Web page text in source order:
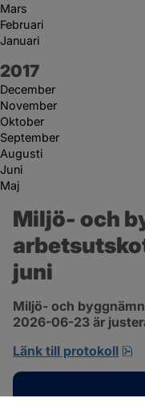
Mars
Februari
Januari
År:
2017
December
November
Oktober
September
Augusti
Juni
Maj
Miljö- och
juni
Miljö- och
2026-06-23 är
Länk till protokoll